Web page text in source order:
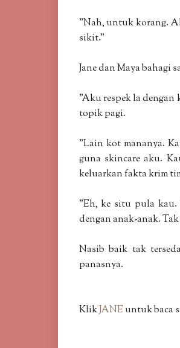
"Nah, untuk korang.
sikit."
Jane dan Maya bahagi
"Aku respek la dengan
topik pagi.
"Lain kot mananya.
guna skincare aku.
keluarkan fakta krim
"Eh, ke situ pula
dengan anak-anak.
Nasib baik tak
panasnya.
KlikJANE untuk baca